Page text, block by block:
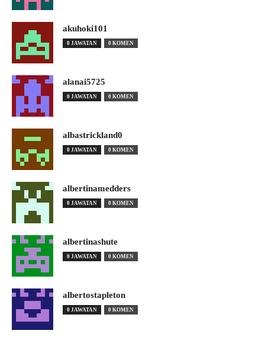
akuhoki101
0 JAWATAN 0 KOMEN
alanai5725
0 JAWATAN 0 KOMEN
albastrickland0
0 JAWATAN 0 KOMEN
albertinamedders
0 JAWATAN 0 KOMEN
albertinashute
0 JAWATAN 0 KOMEN
albertostapleton
0 JAWATAN 0 KOMEN